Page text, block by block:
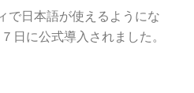
で日本語が使えるようにな
日に公式導入されました。